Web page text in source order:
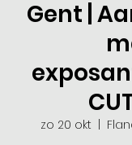
Gent |
zo 20 okt